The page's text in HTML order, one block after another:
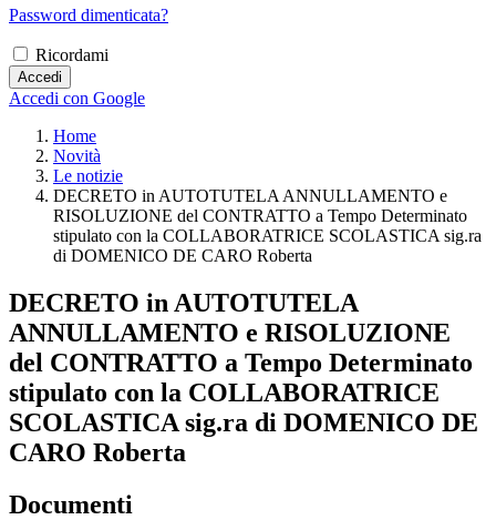
Password dimenticata?
Ricordami
Accedi
Accedi con Google
Home
Novità
Le notizie
DECRETO in AUTOTUTELA ANNULLAMENTO e
RISOLUZIONE del CONTRATTO a Tempo Determinato
stipulato con la COLLABORATRICE SCOLASTICA sig.ra
di DOMENICO DE CARO Roberta
DECRETO in AUTOTUTELA
ANNULLAMENTO e RISOLUZIONE
del CONTRATTO a Tempo Determinato
stipulato con la COLLABORATRICE
SCOLASTICA sig.ra di DOMENICO DE
CARO Roberta
Documenti